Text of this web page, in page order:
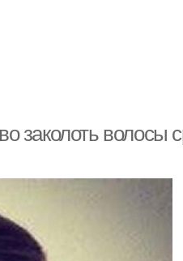
заколоть волосы